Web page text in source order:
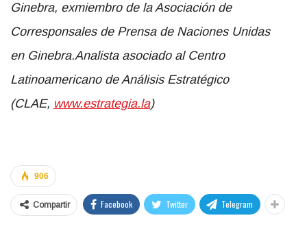
Ginebra, exmiembro de la Asociación de
Corresponsales de Prensa de Naciones Unidas
enGinebra.Analista asociado al Centro
Latinoamericano de Análisis Estratégico
(CLAE, www.estrategia.la)
906
Compartir Facebook Twitter Telegram